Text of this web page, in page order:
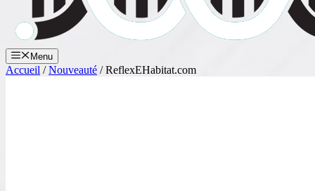
Menu
Accueil /Nouveauté / ReflexEHabitat.com